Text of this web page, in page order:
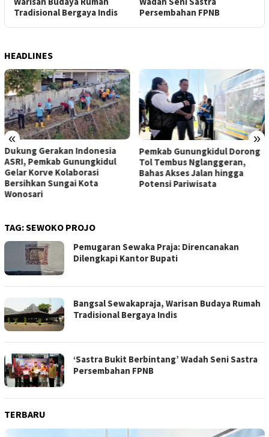
Tradisional Bergaya Indis
Persembahan FPNB
HEADLINES
« »
Dukung Gerakan Indonesia
ASRI, Pemkab Gunungkidul
Gelar Korve Kolaborasi
Bersihkan Sungai Kota
Wonosari
Pemkab Gunungkidul Dorong
Tol Tembus Nglanggeran,
Bahas Akses Jalan hingga
Potensi Pariwisata
TAG:SEWOKO PROJO
Pemugaran Sewaka Praja: Direncanakan
Dilengkapi Kantor Bupati
Bangsal Sewakapraja, Warisan Budaya Rumah
Tradisional Bergaya Indis
‘Sastra Bukit Berbintang’ Wadah Seni Sastra
Persembahan FPNB
TERBARU